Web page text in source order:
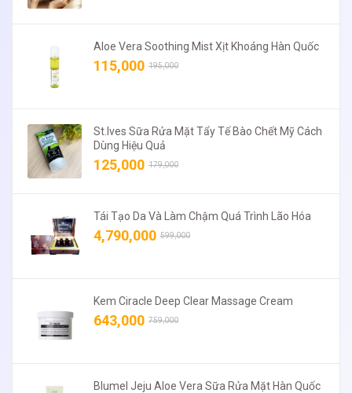
Aloe Vera Soothing Mist Xịt Khoáng Hàn Quốc
115,000 195,000
St.Ives Sữa Rửa Mặt Tẩy Tế Bào Chết Mỹ Cách
Dùng Hiệu Quả
125,000 179,000
Tái Tạo Da Và Làm Chậm Quá Trình Lão Hóa
4,790,000 599,000
Kem Ciracle Deep Clear Massage Cream
643,000 759,000
Blumel Jeju Aloe Vera Sữa Rửa Mặt Hàn Quốc